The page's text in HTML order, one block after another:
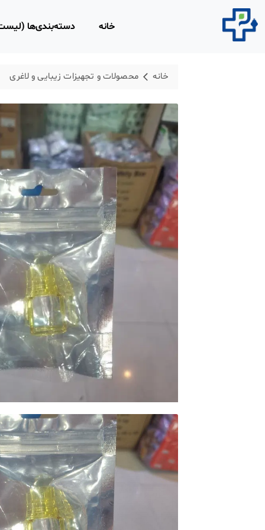
خانه دسته‌بندی‌ها
روپوش و اسکراب
محلول‌های ضد
محصولات و
لاغری
محصولات
فیزیوتراپی
تجهیزات امداد و
ابزار و تجهیزات
معاینه
محصولات خانگی ،
بهداشتی
محصولات سنجش
محصولات مبلمان
پزشکی
محصولات
خانه محصولات و تجهیزات زیبایی و لاغری